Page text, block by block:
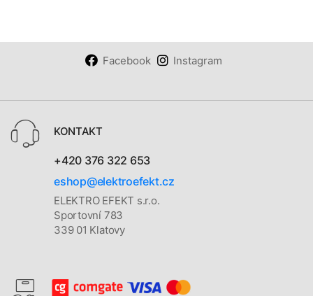
Facebook Instagram
KONTAKT
+420 376 322 653
eshop@elektroefekt.cz
ELEKTRO EFEKT s.r.o.
Sportovní 783
339 01 Klatovy